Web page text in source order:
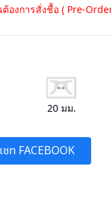
งการสั่งชื้อ ( Pre-
20มม.
ชท FACEBOOK